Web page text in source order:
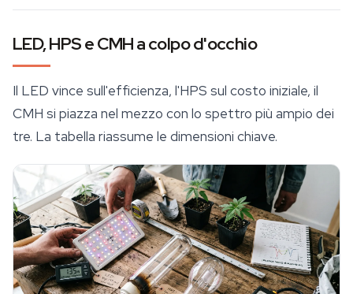
LED, HPS e CMH a colpo d'occhio
Il LED vince sull'efficienza, l'HPS sul costo iniziale, il
CMH si piazza nel mezzo con lo spettro più ampio dei
tre. La tabella riassume le dimensioni chiave.